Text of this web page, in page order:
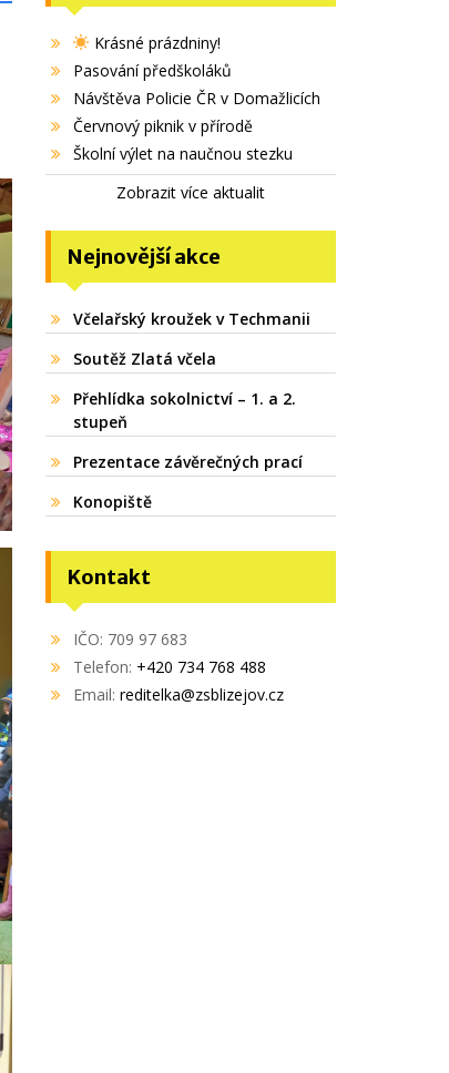
Krásné prázdniny!
Pasování předškoláků
Návštěva Policie ČR v Domažlicích
Červnový piknik v přírodě
Školní výlet na naučnou stezku
Zobrazit více aktualit
Nejnovější akce
Včelařský kroužek v Techmanii
Soutěž Zlatá včela
Přehlídka sokolnictví – 1. a 2.
stupeň
Prezentace závěrečných prací
Konopiště
Kontakt
IČO: 709 97 683
Telefon: +420 734 768 488
Email: reditelka@zsblizejov.cz